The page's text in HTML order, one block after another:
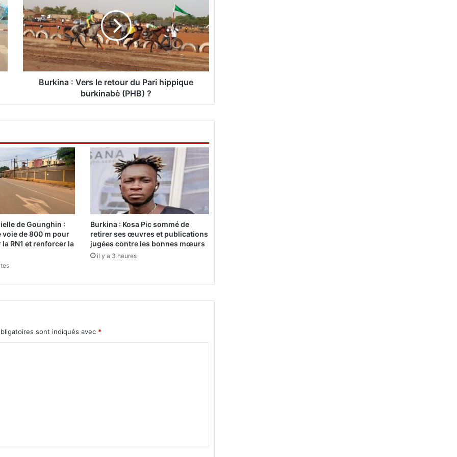
r
k
i
n
a
:
V
s
e
o
u
r
d
u
a
p
u
(
Burkina : Vers le retour du Pari hippique
burkinabè (PHB) ?
de Gounghin :
voie de 800 m pour
RN1 et renforcer la
Burkina : Kosa Pic sommé de
retirer ses œuvres et publications
jugées contre les bonnes mœurs
il y a 3 heures
sont indiqués avec *